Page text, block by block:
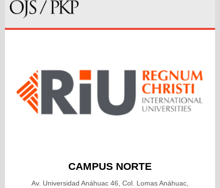
CAMPUS NORTE
Av. Universidad Anáhuac 46, Col. Lomas Anáhuac,